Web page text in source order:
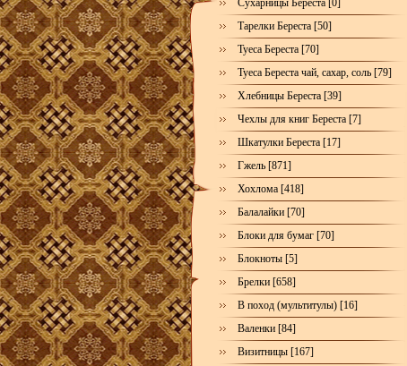
Сухарницы Береста [0]
Тарелки Береста [50]
Туеса Береста [70]
Туеса Береста чай, сахар, соль [79]
Хлебницы Береста [39]
Чехлы для книг Береста [7]
Шкатулки Береста [17]
Гжель [871]
Хохлома [418]
Балалайки [70]
Блоки для бумаг [70]
Блокноты [5]
Брелки [658]
В поход (мультитулы) [16]
Валенки [84]
Визитницы [167]